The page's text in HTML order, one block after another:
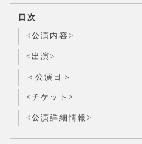
目次
<公演内容>
<出演>
＜公演日＞
<チケット>
<公演詳細情報>